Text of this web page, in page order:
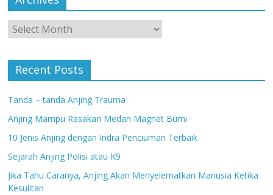
Archives
Recent Posts
Tanda – tanda Anjing Trauma
Anjing Mampu Rasakan Medan Magnet Bumi
10 Jenis Anjing dengan Indra Penciuman Terbaik
Sejarah Anjing Polisi atau K9
Jika Tahu Caranya, Anjing Akan Menyelematkan Manusia Ketika
Kesulitan